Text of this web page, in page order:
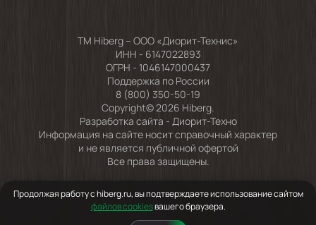
TM Hiberg – ООО «Диорит-Технис»
ИНН - 6147022893
ОГРН - 1046147000437
Поддержка по России
8 (800) 350-50-19
Copyright© 2026 Hiberg.
Разработка сайта - Диорит-Техно
Информация на сайте носит справочный характер
и не является публичной офертой
Все права защищены.
Продолжая работу с hiberg.ru, вы подтверждаете использование сайтом
файлов cookiesвашего браузера.